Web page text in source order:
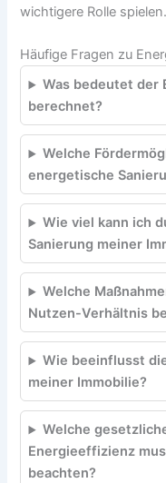
wichtigere Rolle spielen.
Häufige Fragen zu
Was bedeutet der
berechnet?
Welche
energetische
Wie viel kann ich
Sanierung meiner
Welche
Nutzen-Verhältnis
Wie beeinflusst
meiner Immobilie?
Welche
Energieeffizienz
beachten?